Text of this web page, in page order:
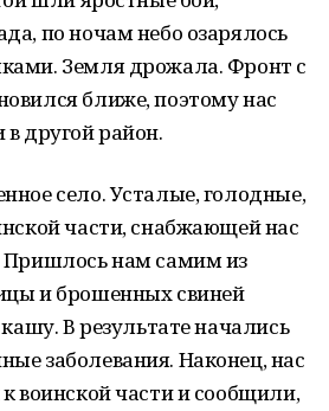
по ночам небо озарялось
Земля дрожала. Фронт с
ближе, поэтому нас
другой район.
село. Усталые, голодные,
части, снабжающей нас
Пришлось нам самим из
и брошенных свиней
В результате начались
заболевания. Наконец, нас
воинской части и сообщили,